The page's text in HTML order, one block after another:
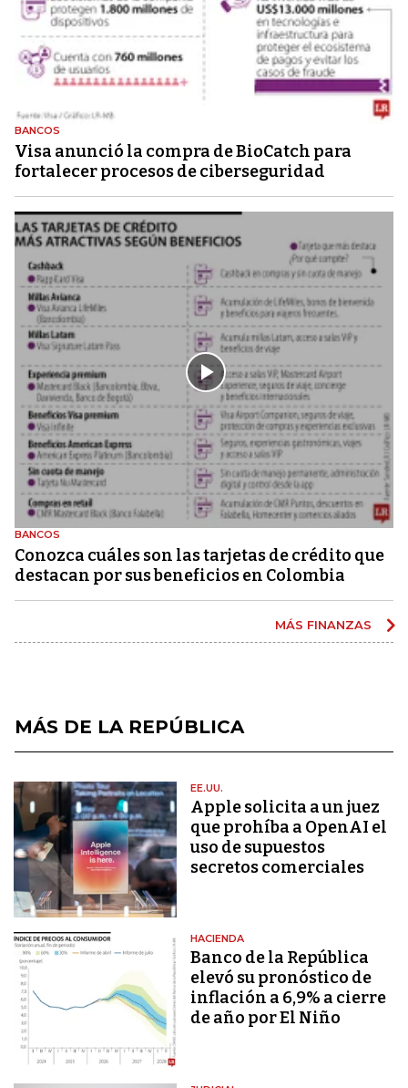
BANCOS
Visa anunció la compra de BioCatch para
fortalecer procesos de ciberseguridad
BANCOS
Conozca cuáles son las tarjetas de crédito que
destacan por sus beneficios en Colombia
MÁS FINANZAS
MÁS DE LA REPÚBLICA
EE.UU.
Apple solicita a un juez
que prohíba a OpenAI el
uso de supuestos
secretos comerciales
HACIENDA
Banco de la República
elevó su pronóstico de
inflación a 6,9% a cierre
de año por El Niño